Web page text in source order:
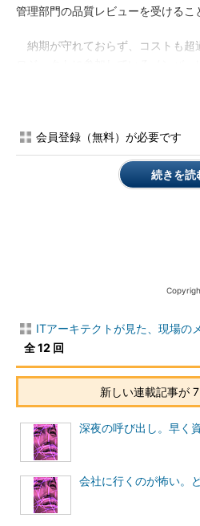
管理部門の品質レビューを受けるこ
納期が守れておらず、コストも超
社やお客さまに迷惑を掛けないため
ざるを得ません。
レビューの担当者にアサインされ
週間前には確認メールも出しました
うまく乗り切れるだろうと感じてい
私は、リーダーがレビューの準備
く教えてもらいました。作業を正確
つ）に計算された内容でした。
関係者の口から出た、驚くべき言葉
す。「レビューの前日に、関係者が
した。そこで私は関係者から、驚く
会員登録（無料）が必要です
続きを読
ITアーキテクトが見た、現場の
全 12 回
新しい連載記事が
深夜の呼び出し。早く
会社に行くのが怖い。